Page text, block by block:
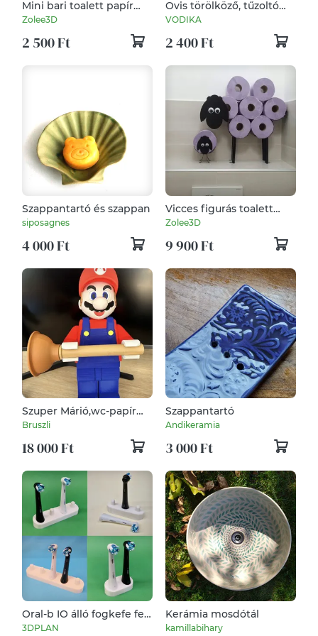
Mini bari toalett papír
tartó
Zolee3D
2 500 Ft
Ovis törölköző, tűzoltó
autó
VODIKA
2 400 Ft
Szappantartó és szappan
siposagnes
4 000 Ft
Vicces figurás toalett
papír tartó .
Zolee3D
9 900 Ft
Szuper Márió,wc-papír
tartó.
Bruszli
18 000 Ft
Szappantartó
Andikeramia
3 000 Ft
Oral-b IO álló fogkefe fej
tartó több kivitelben
3DPLAN
Kerámia mosdótál
kamillabihary